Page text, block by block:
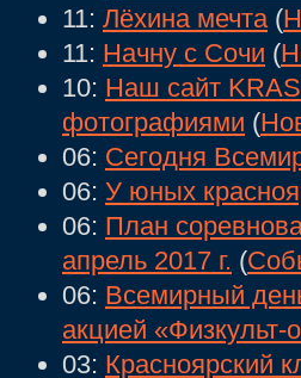
11: Лёхина мечта (
11: Начну с Сочи (
10: Наш сайт
фотографиями (
06: Сегодня
06: У юных
06: План
апрель 2017 г. (
06: Всемирный
акцией «Физкульт-
03: Красноярский